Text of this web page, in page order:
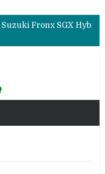
Beli Mobil Jangan Cuma Lihat Cicilan, TAF dan OJK Tekankan Pentingnya Literasi Keuangan
Beli Mobil Jangan Cuma Lihat Cicilan, TAF dan OJK Tekankan Pentingnya Literasi Keuangan